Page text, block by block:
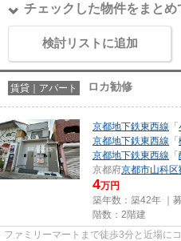
チェックした物件をまとめ
検討リストに追加
賃貸｜アパート ロカ勧修
京都地下鉄東西線 「
京都地下鉄東西線 「
京都地下鉄東西線 「
京都府京都市山科区
4万円
築年数：築42年 ｜
階数：2階建
ファミリーマートまで徒歩3分と近場に